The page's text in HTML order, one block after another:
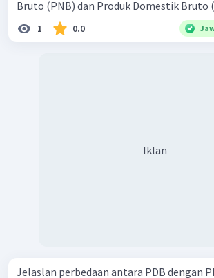
Bruto (PNB) dan Produk Domestik Bruto
1 0.0
Iklan
Jelaslan perbedaan antara PDB dengan